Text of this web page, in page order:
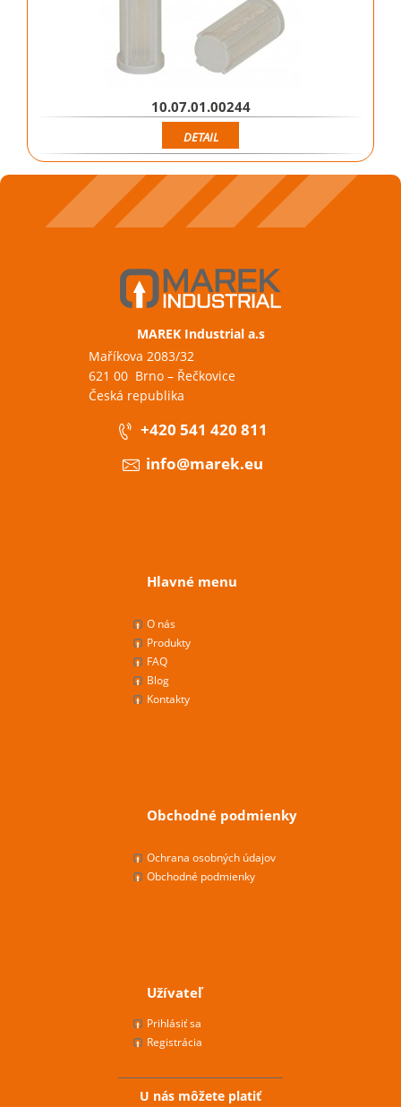
10.07.01.00244
DETAIL
MAREK Industrial a.s
Maříkova 2083/32
621 00 Brno – Řečkovice
Česká republika
+420 541 420 811
info@marek.eu
Hlavné menu
O nás
Produkty
FAQ
Blog
Kontakty
Obchodné podmienky
Ochrana osobných údajov
Obchodné podmienky
Užívateľ
Prihlásiť sa
Registrácia
U nás môžete platiť